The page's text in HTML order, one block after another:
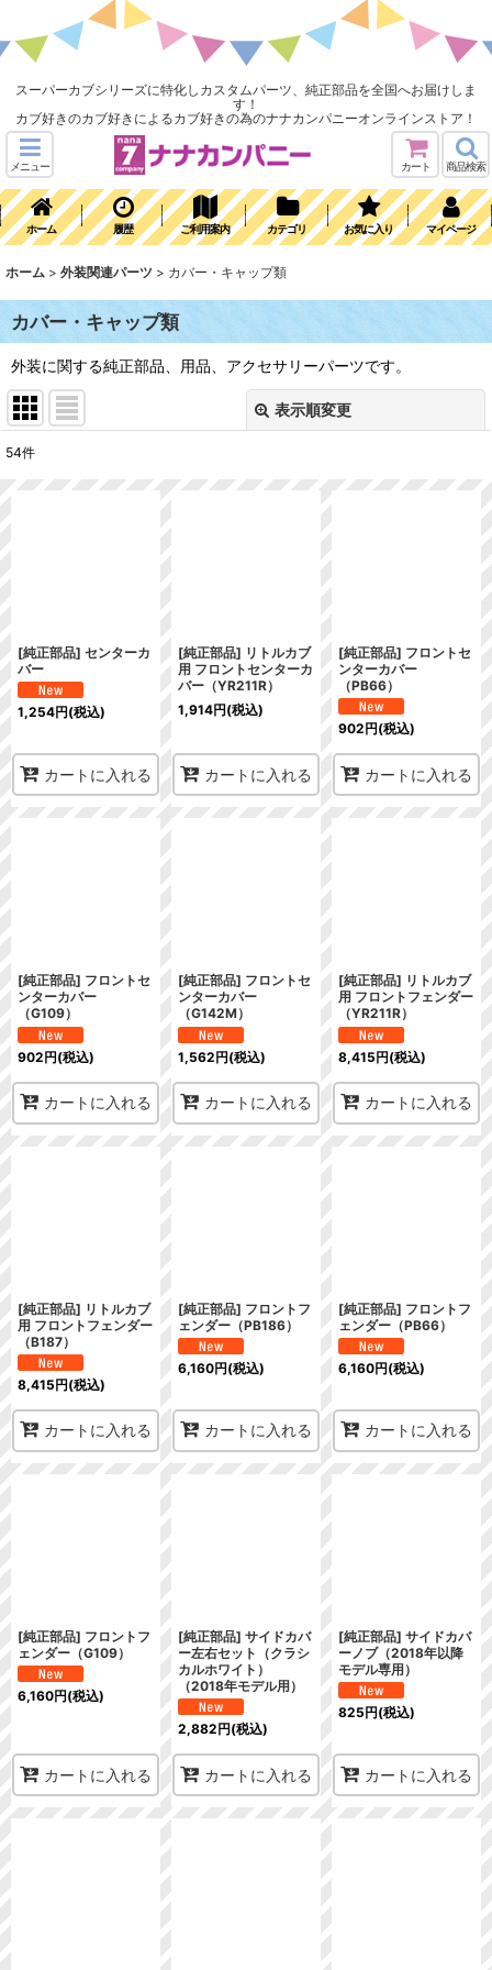
スーパーカブシリーズに特化しカスタムパーツ、純正部品を全国へお届けしま
す！
カブ好きのカブ好きによるカブ好きの為のナナカンパニーオンラインストア！
メニュー カート 商品検索
ホーム 履歴 ご利用案内 カテゴリ お気に入り マイページ
ホーム > 外装関連パーツ > カバー・キャップ類
カバー・キャップ類
外装に関する純正部品、用品、アクセサリーパーツです。
表示順変更
54件
[純正部品] センターカ
バー
1,254円(税込)
カートに入れる
[純正部品] リトルカブ
用 フロントセンターカ
バー（YR211R）
1,914円(税込)
カートに入れる
[純正部品] フロントセ
ンターカバー
（PB66）
902円(税込)
カートに入れる
[純正部品] フロントセ
ンターカバー
（G109）
902円(税込)
カートに入れる
[純正部品] フロントセ
ンターカバー
（G142M）
1,562円(税込)
カートに入れる
[純正部品] リトルカブ
用 フロントフェンダー
（YR211R）
8,415円(税込)
カートに入れる
[純正部品] リトルカブ
用 フロントフェンダー
（B187）
8,415円(税込)
カートに入れる
[純正部品] フロントフ
ェンダー（PB186）
6,160円(税込)
カートに入れる
[純正部品] フロントフ
ェンダー（PB66）
6,160円(税込)
カートに入れる
[純正部品] フロントフ
ェンダー（G109）
6,160円(税込)
カートに入れる
[純正部品] サイドカバ
ー左右セット（クラシ
カルホワイト）
（2018年モデル用）
2,882円(税込)
カートに入れる
[純正部品] サイドカバ
ーノブ（2018年以降
モデル専用）
825円(税込)
カートに入れる